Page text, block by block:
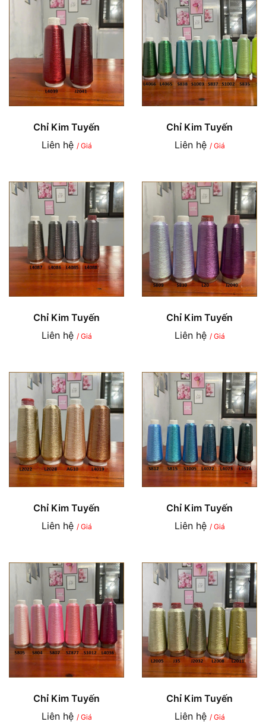
Chỉ Kim Tuyến
Liên hệ / Giá
Chỉ Kim Tuyến
Liên hệ / Giá
Chỉ Kim Tuyến
Liên hệ / Giá
Chỉ Kim Tuyến
Liên hệ / Giá
Chỉ Kim Tuyến
Liên hệ / Giá
Chỉ Kim Tuyến
Liên hệ / Giá
Chỉ Kim Tuyến
Liên hệ / Giá
Chỉ Kim Tuyến
Liên hệ / Giá